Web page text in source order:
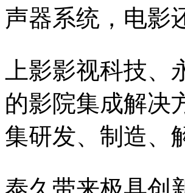
声器系统，电影
上影影视科技
的影院集成解决
集研发、制造、